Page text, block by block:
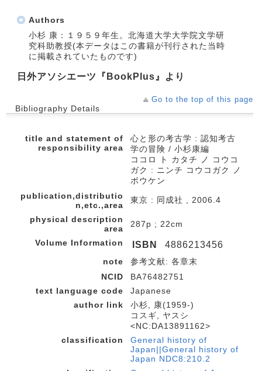
Authors
小杉 康：１９５９年生。北海道大学大学院文学研
究科助教授(本データはこの書籍が刊行された当時
に掲載されていたものです)
日外アソシエーツ『BookPlus』より
Go to the top of this page
Bibliography Details
title and statement of
responsibility area
心と形の考古学 : 認知考古
学の冒険 / 小杉康編
ココロ ト カタチ ノ コウコ
ガク : ニンチ コウコガク ノ
ボウケン
publication,distributio
n,etc.,area
東京 : 同成社 , 2006.4
physical description
area
287p ; 22cm
Volume Information
ISBN 4886213456
note
参考文献: 各章末
NCID
BA76482751
text language code
Japanese
author link
小杉, 康(1959-)
コスギ, ヤスシ
<NC:DA13891162>
classification
General history of
Japan||General history of
Japan NDC8:210.2